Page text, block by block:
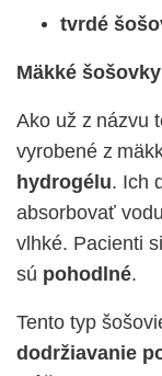
tvrdé
Mäkké šošovky
Ako už z názvu
vyrobené z
hydrogélu. Ich
absorbovať
vlhké. Pacienti
sú pohodlné.
Tento typ
dodržiavanie